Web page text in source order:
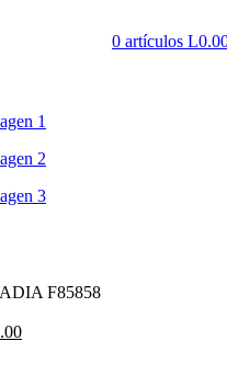
0 artículos L
F85858
El